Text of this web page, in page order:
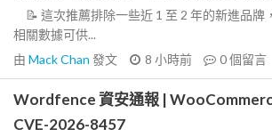
📝 這次推薦排除一些近 1 至 2 年的新進品牌
相關數據可供...
由 Mack Chan 發文 8 小時前 0個留言
Wordfence 資安通報 |
CVE-2026-8457